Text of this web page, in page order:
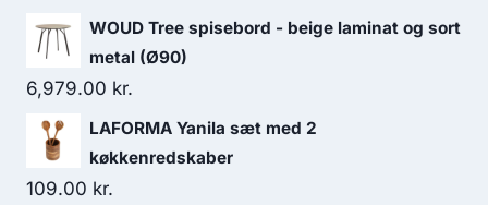
WOUD Tree spisebord - beige laminat og sort
metal (Ø90)
6,979.00 kr.
LAFORMA Yanila sæt med 2
køkkenredskaber
109.00 kr.